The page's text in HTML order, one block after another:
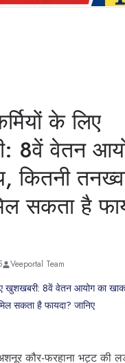
के लिए
8वें वेतन
कितनी
सकता है
Veeportal Team
खुशखबरी: 8वें वेतन आयोग का
सकता है फायदा? जानिए
कौर-फरहाना भट्ट की